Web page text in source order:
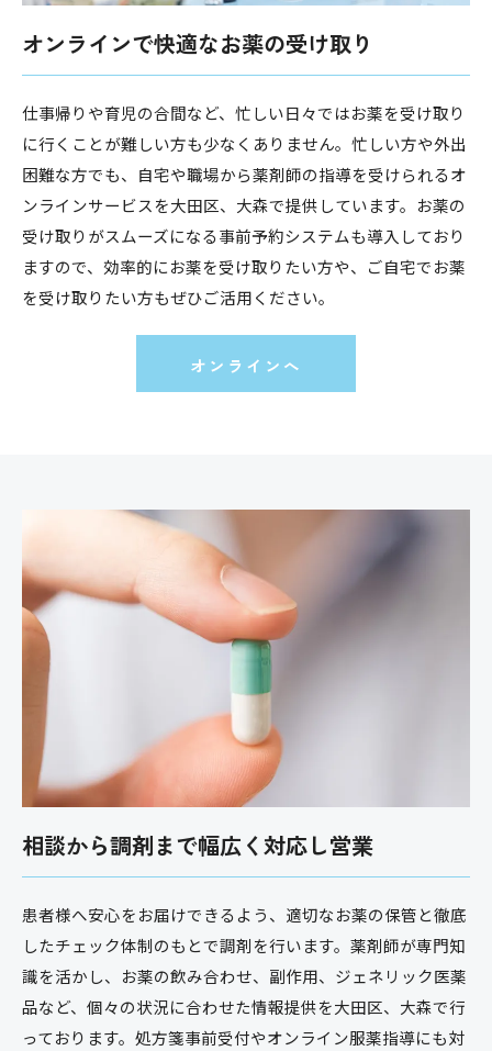
オンラインで快適なお薬の受け取り
仕事帰りや育児の合間など、忙しい日々ではお薬を受け取り
に行くことが難しい方も少なくありません。忙しい方や外出
困難な方でも、自宅や職場から薬剤師の指導を受けられるオ
ンラインサービスを大田区、大森で提供しています。お薬の
受け取りがスムーズになる事前予約システムも導入しており
ますので、効率的にお薬を受け取りたい方や、ご自宅でお薬
を受け取りたい方もぜひご活用ください。
オンラインへ
相談から調剤まで幅広く対応し営業
患者様へ安心をお届けできるよう、適切なお薬の保管と徹底
したチェック体制のもとで調剤を行います。薬剤師が専門知
識を活かし、お薬の飲み合わせ、副作用、ジェネリック医薬
品など、個々の状況に合わせた情報提供を大田区、大森で行
っております。処方箋事前受付やオンライン服薬指導にも対